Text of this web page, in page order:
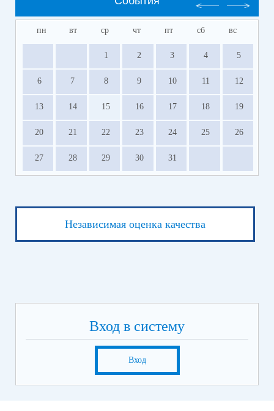
пн вт ср чт пт сб вс
1 2 3 4 5
6 7 8 9 10 11 12
13 14 15 16 17 18 19
20 21 22 23 24 25 26
27 28 29 30 31
Независимая оценка качества
Вход в систему
Вход